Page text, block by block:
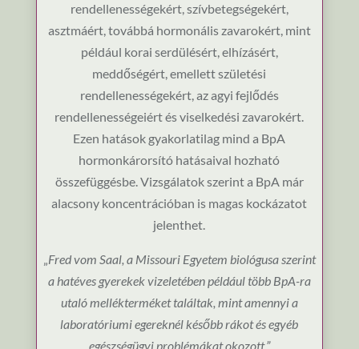
rendellenességekért, szívbetegségekért,
asztmáért, továbbá hormonális zavarokért, mint
például korai serdülésért, elhízásért,
meddőségért, emellett születési
rendellenességekért, az agyi fejlődés
rendellenességeiért és viselkedési zavarokért.
Ezen hatások gyakorlatilag mind a BpA
hormonkárorsító hatásaival hozható
összefüggésbe. Vizsgálatok szerint a BpA már
alacsony koncentrációban is magas kockázatot
jelenthet.
„Fred vom Saal, a Missouri Egyetem biológusa szerint
a hatéves gyerekek vizeletében például több BpA-ra
utaló mellékterméket találtak, mint amennyi a
laboratóriumi egereknél később rákot és egyéb
egészségügyi problémákat okozott.”